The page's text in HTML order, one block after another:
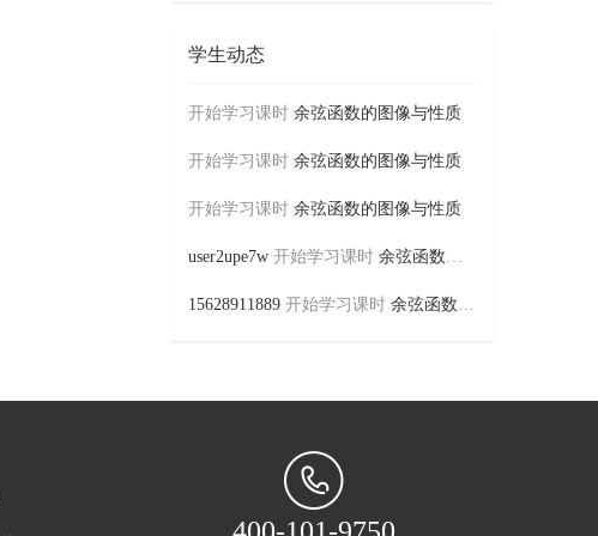
学生动态
开始学习课时 余弦函数的图像与性质
开始学习课时 余弦函数的图像与性质
开始学习课时 余弦函数的图像与性质
user2upe7w 开始学习课时 余弦函数的图像与性质
15628911889 开始学习课时 余弦函数的图像与性质